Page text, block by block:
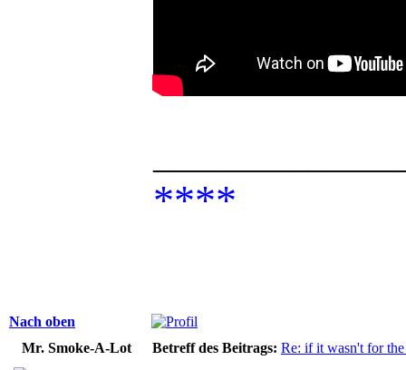
****
Nach oben
Mr. Smoke-A-Lot
Betreff des Beitrags: Re: if it wasn't for